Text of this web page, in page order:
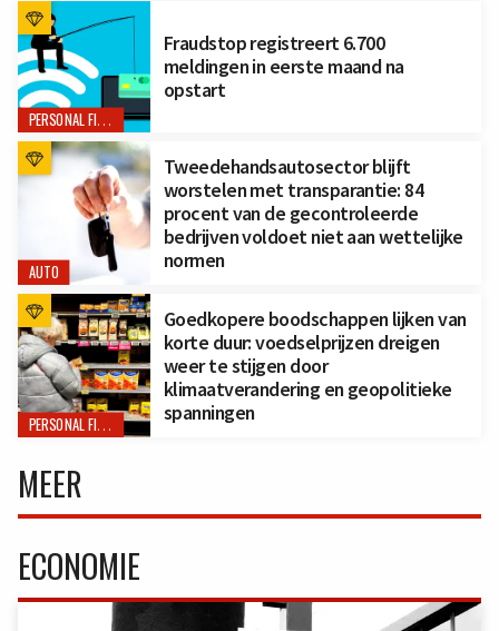
PERSONAL FINANCE
Fraudstop registreert 6.700
meldingen in eerste maand na
opstart
AUTO
Tweedehandsautosector blijft
worstelen met transparantie: 84
procent van de gecontroleerde
bedrijven voldoet niet aan wettelijke
normen
PERSONAL FINANCE
Goedkopere boodschappen lijken van
korte duur: voedselprijzen dreigen
weer te stijgen door
klimaatverandering en geopolitieke
spanningen
MEER
ECONOMIE